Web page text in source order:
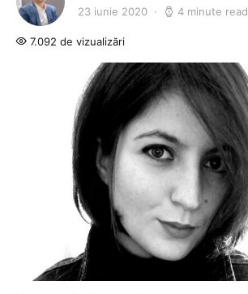
23 iunie 2020 4 minute read
7.092 de vizualizări